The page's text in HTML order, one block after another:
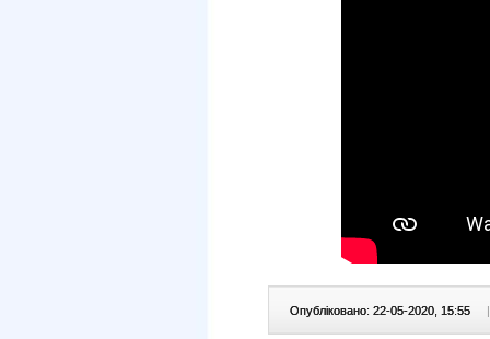
Опубліковано: 22-05-2020, 15:55 |